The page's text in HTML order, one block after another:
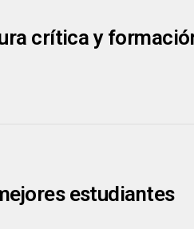
crítica y
estudiantes